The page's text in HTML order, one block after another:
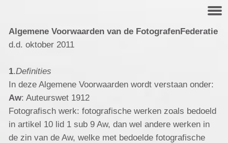
Algemene Voorwaarden van de FotografenFederatie
d.d. oktober 2011
1.Definities
In deze Algemene Voorwaarden wordt verstaan onder:
Aw: Auteurswet 1912
Fotografisch werk: fotografische werken zoals bedoeld
in artikel 10 lid 1 sub 9 Aw, dan wel andere werken in
de zin van de Aw, welke met bedoelde fotografische